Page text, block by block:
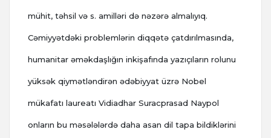
mühit, təhsil və s. amilləri də nəzərə almalıyıq.
Cəmiyyətdəki problemlərin diqqətə çatdırılmasında,
humanitar əməkdaşlığın inkişafında yazıçıların rolunu
yüksək qiymətləndirən ədəbiyyat üzrə Nobel
mükafatı laureatı Vidiadhar Suracprasad Naypol
onların bu məsələlərdə daha asan dil tapa bildiklərini